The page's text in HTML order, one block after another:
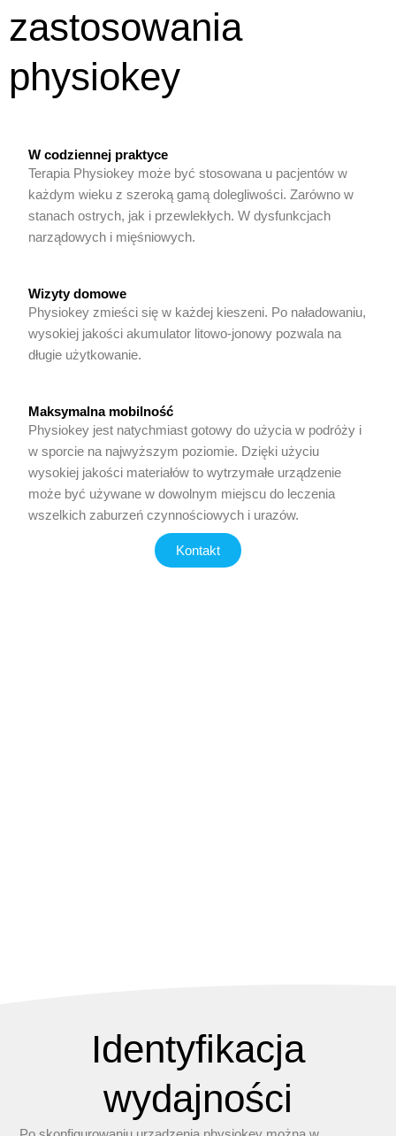
zastosowania
physiokey
W codziennej praktyce
Terapia Physiokey może być stosowana u pacjentów w
każdym wieku z szeroką gamą dolegliwości. Zarówno w
stanach ostrych, jak i przewlekłych. W dysfunkcjach
narządowych i mięśniowych.
Wizyty domowe
Physiokey zmieści się w każdej kieszeni. Po naładowaniu,
wysokiej jakości akumulator litowo-jonowy pozwala na
długie użytkowanie.
Maksymalna mobilność
Physiokey jest natychmiast gotowy do użycia w podróży i
w sporcie na najwyższym poziomie. Dzięki użyciu
wysokiej jakości materiałów to wytrzymałe urządzenie
może być używane w dowolnym miejscu do leczenia
wszelkich zaburzeń czynnościowych i urazów.
Kontakt
Identyfikacja
wydajności